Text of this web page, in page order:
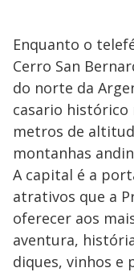
Enquanto o
Cerro San
do norte da
casario histórico
metros de
montanhas
A capital é a
atrativos que a
oferecer aos
aventura,
diques, vinhos e